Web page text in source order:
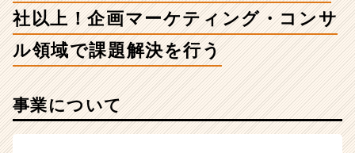
以
上！
企
画
テ
社以上！企画マーケティング・コンサ
ル領域で課題解決を行う
事業について